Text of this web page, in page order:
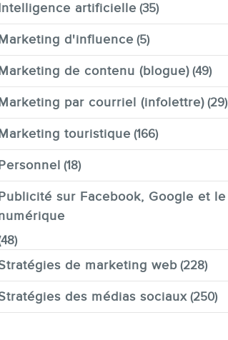
artificielle (35)
d'influence (5)
de contenu (blogue)(49)
par courriel (infolettre)(29)
touristique (166)
(18)
sur Facebook, Google et le
de marketing web(228)
des médias sociaux(250)